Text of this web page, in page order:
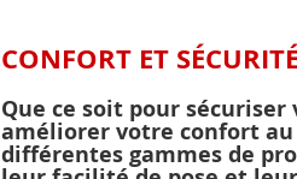
CONFORT ET
Que ce soit pour
améliorer votre confort au
différentes gammes de